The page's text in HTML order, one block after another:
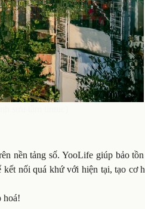
nền tảng số. YooLife giúp bảo
nối quá khứ với hiện tại, tạo cơ
hoá!